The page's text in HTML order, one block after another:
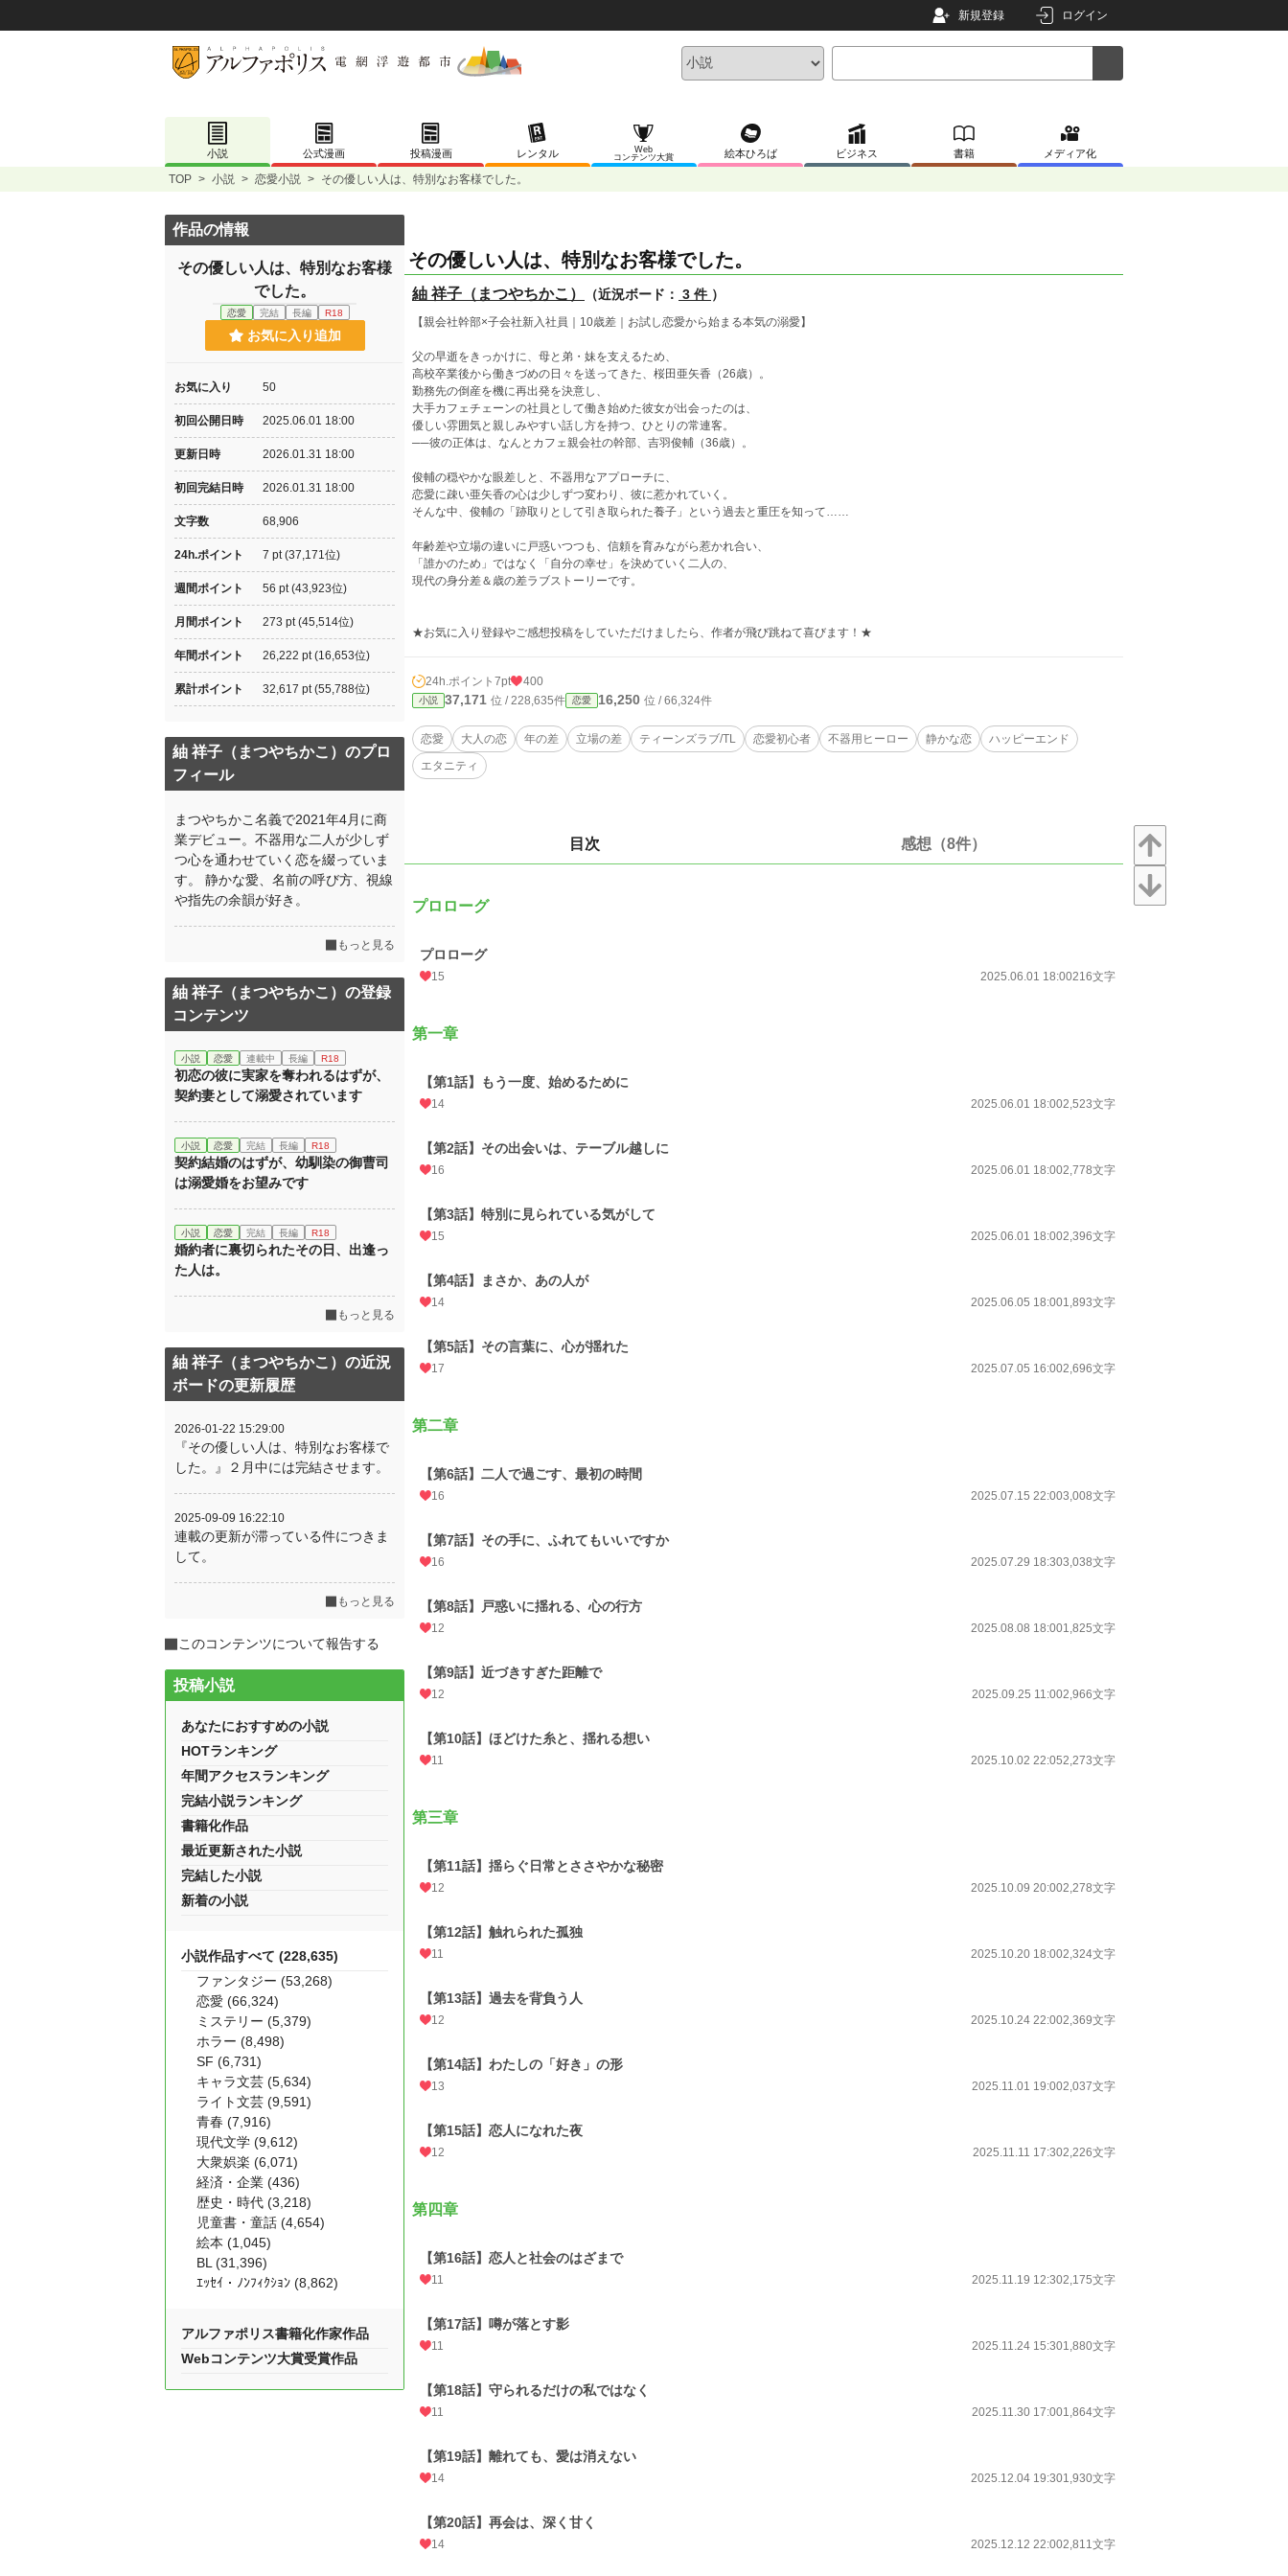
新規登録 ログイン
小説 公式漫画 投稿漫画 レンタル
Web
コンテンツ大賞
絵本ひろば ビジネス 書籍 メディア化
TOP > 小説 > 恋愛小説 > その優しい人は、特別なお客様でした。
その優しい人は、特別なお客様でした。
紬 祥子（まつやちかこ） （近況ボード： 3 件 ）
【親会社幹部×子会社新入社員｜10歳差｜お試し恋愛から始まる本気の溺愛】
父の早逝をきっかけに、母と弟・妹を支えるため、
高校卒業後から働きづめの日々を送ってきた、桜田亜矢香（26歳）。
勤務先の倒産を機に再出発を決意し、
大手カフェチェーンの社員として働き始めた彼女が出会ったのは、
優しい雰囲気と親しみやすい話し方を持つ、ひとりの常連客。
──彼の正体は、なんとカフェ親会社の幹部、吉羽俊輔（36歳）。
俊輔の穏やかな眼差しと、不器用なアプローチに、
恋愛に疎い亜矢香の心は少しずつ変わり、彼に惹かれていく。
そんな中、俊輔の「跡取りとして引き取られた養子」という過去と重圧を知って……
年齢差や立場の違いに戸惑いつつも、信頼を育みながら惹かれ合い、
「誰かのため」ではなく「自分の幸せ」を決めていく二人の、
現代の身分差＆歳の差ラブストーリーです。
★お気に入り登録やご感想投稿をしていただけましたら、作者が飛び跳ねて喜びます！★
24h.ポイント 7pt 400
小説 37,171 位 / 228,635件 恋愛 16,250 位 / 66,324件
恋愛 大人の恋 年の差 立場の差 ティーンズラブ/TL 恋愛初心者 不器用ヒーロー 静かな恋
ハッピーエンド
エタニティ
目次 感想（8件）
プロローグ
プロローグ
15 2025.06.01 18:00216文字
第一章
【第1話】もう一度、始めるために
14 2025.06.01 18:002,523文字
【第2話】その出会いは、テーブル越しに
16 2025.06.01 18:002,778文字
【第3話】特別に見られている気がして
15 2025.06.01 18:002,396文字
【第4話】まさか、あの人が
14 2025.06.05 18:001,893文字
【第5話】その言葉に、心が揺れた
17 2025.07.05 16:002,696文字
第二章
【第6話】二人で過ごす、最初の時間
16 2025.07.15 22:003,008文字
【第7話】その手に、ふれてもいいですか
16 2025.07.29 18:303,038文字
【第8話】戸惑いに揺れる、心の行方
12 2025.08.08 18:001,825文字
【第9話】近づきすぎた距離で
12 2025.09.25 11:002,966文字
【第10話】ほどけた糸と、揺れる想い
11 2025.10.02 22:052,273文字
第三章
【第11話】揺らぐ日常とささやかな秘密
12 2025.10.09 20:002,278文字
【第12話】触れられた孤独
11 2025.10.20 18:002,324文字
【第13話】過去を背負う人
12 2025.10.24 22:002,369文字
【第14話】わたしの「好き」の形
13 2025.11.01 19:002,037文字
【第15話】恋人になれた夜
12 2025.11.11 17:302,226文字
第四章
【第16話】恋人と社会のはざまで
11 2025.11.19 12:302,175文字
【第17話】噂が落とす影
11 2025.11.24 15:301,880文字
【第18話】守られるだけの私ではなく
11 2025.11.30 17:001,864文字
【第19話】離れても、愛は消えない
14 2025.12.04 19:301,930文字
【第20話】再会は、深く甘く
14 2025.12.12 22:002,811文字
作品の情報
その優しい人は、特別なお客様
でした。
恋愛 完結 長編 R18
お気に入り追加
お気に入り 50
初回公開日時 2025.06.01 18:00
更新日時 2026.01.31 18:00
初回完結日時 2026.01.31 18:00
文字数 68,906
24h.ポイント 7 pt (37,171位)
週間ポイント 56 pt (43,923位)
月間ポイント 273 pt (45,514位)
年間ポイント 26,222 pt (16,653位)
累計ポイント 32,617 pt (55,788位)
紬 祥子（まつやちかこ）のプロ
フィール
まつやちかこ名義で2021年4月に商
業デビュー。不器用な二人が少しず
つ心を通わせていく恋を綴っていま
す。 静かな愛、名前の呼び方、視線
や指先の余韻が好き。
もっと見る
紬 祥子（まつやちかこ）の登録
コンテンツ
小説 恋愛 連載中 長編 R18
初恋の彼に実家を奪われるはずが、
契約妻として溺愛されています
小説 恋愛 完結 長編 R18
契約結婚のはずが、幼馴染の御曹司
は溺愛婚をお望みです
小説 恋愛 完結 長編 R18
婚約者に裏切られたその日、出逢っ
た人は。
もっと見る
紬 祥子（まつやちかこ）の近況
ボードの更新履歴
2026-01-22 15:29:00
『その優しい人は、特別なお客様で
した。』２月中には完結させます。
2025-09-09 16:22:10
連載の更新が滞っている件につきま
して。
もっと見る
このコンテンツについて報告する
投稿小説
あなたにおすすめの小説
HOTランキング
年間アクセスランキング
完結小説ランキング
書籍化作品
最近更新された小説
完結した小説
新着の小説
小説作品すべて (228,635)
ファンタジー (53,268)
恋愛 (66,324)
ミステリー (5,379)
ホラー (8,498)
SF (6,731)
キャラ文芸 (5,634)
ライト文芸 (9,591)
青春 (7,916)
現代文学 (9,612)
大衆娯楽 (6,071)
経済・企業 (436)
歴史・時代 (3,218)
児童書・童話 (4,654)
絵本 (1,045)
BL (31,396)
ｴｯｾｲ・ﾉﾝﾌｨｸｼｮﾝ (8,862)
アルファポリス書籍化作家作品
Webコンテンツ大賞受賞作品